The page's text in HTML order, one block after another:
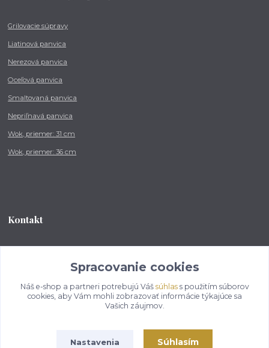
Grilovacie súpravy
Liatinová panvica
Nerezová panvica
Oceľová panvica
Smaltovaná panvica
Nepriľnavá panvica
Wok, priemer: 31 cm
Wok, priemer: 36 cm
Kontakt
od 8:00 - do 16:00 hod
info@kotlikovesupravy.sk
Spracovanie cookies
Náš e-shop a partneri potrebujú Váš súhlass použitím súborov
cookies, aby Vám mohli zobrazovať informácie týkajúce sa
Vašich záujmov.
Nastavenia Súhlasím